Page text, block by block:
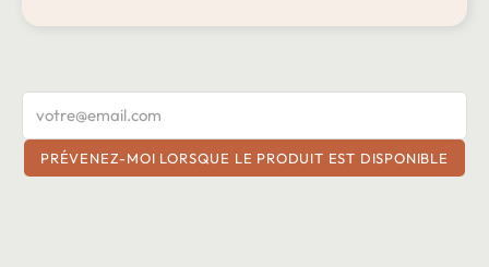
PRÉVENEZ-MOI LORSQUE LE PRODUIT EST DISPONIBLE